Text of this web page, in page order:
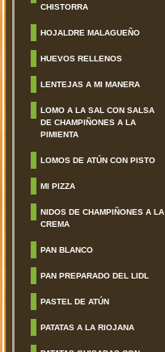
CHISTORRA
HOJALDRE MALAGUEÑO
HUEVOS RELLENOS
LENTEJAS A MI MANERA
LOMO A LA SAL CON SALSA
DE CHAMPIÑONES A LA
PIMIENTA
LOMOS DE ATÚN CON PISTO
MI PIZZA
NIDOS DE CHAMPIÑONES A LA
CREMA
PAN BLANCO
PAN PREPARADO DEL LIDL
PASTEL DE ATÚN
PATATAS A LA RIOJANA